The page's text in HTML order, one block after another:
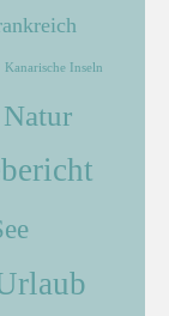
Kanarische Inseln
Natur